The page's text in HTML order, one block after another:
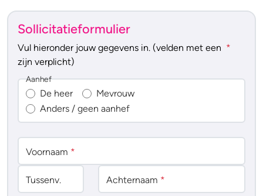
Sollicitatieformulier
Vul hieronder jouw gegevens in. (velden met een *
zijn verplicht)
De heer
Mevrouw
Anders / geen aanhef
Aanhef
Voornaam *
Tussenv. Achternaam *